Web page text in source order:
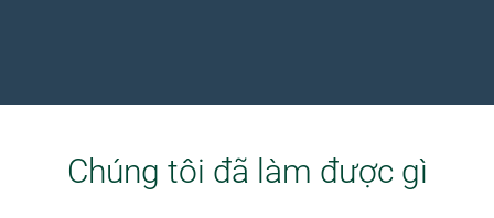
Chúng tôi đã làm được gì